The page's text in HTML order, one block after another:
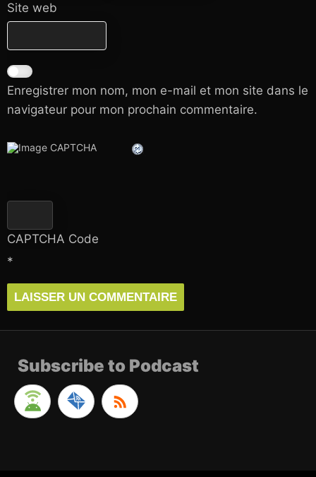
Site web
Enregistrer mon nom, mon e-mail et mon site dans le
navigateur pour mon prochain commentaire.
CAPTCHA Code
*
Subscribe to Podcast